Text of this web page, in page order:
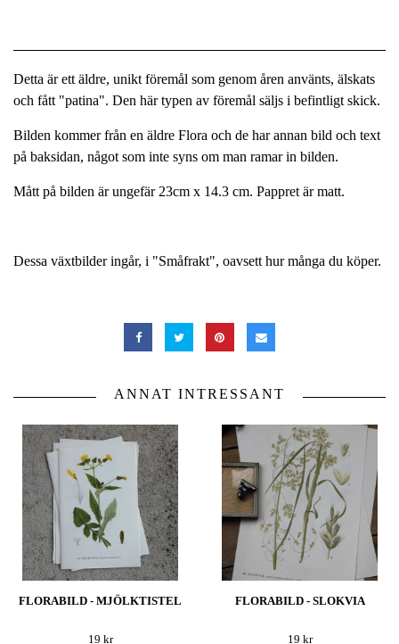
Detta är ett äldre, unikt föremål som genom åren använts, älskats
och fått "patina". Den här typen av föremål säljs i befintligt skick.
Bilden kommer från en äldre Flora och de har annan bild och text
på baksidan, något som inte syns om man ramar in bilden.
Mått på bilden är ungefär 23cm x 14.3 cm. Pappret är matt.
Dessa växtbilder ingår, i "Småfrakt", oavsett hur många du köper.
ANNAT INTRESSANT
FLORABILD - MJÖLKTISTEL
19 kr
FLORABILD - SLOKVIA
19 kr